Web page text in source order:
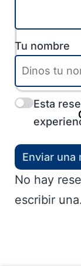
Tu nombre
Esta
Enviar una
No hay
escribir una.